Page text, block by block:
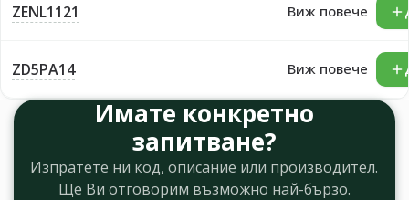
ZENL1121 Виж повече
ZD5PA14 Виж повече
Имате конкретно
запитване?
Изпратете ни код, описание или производител.
Ще Ви отговорим възможно най-бързо.